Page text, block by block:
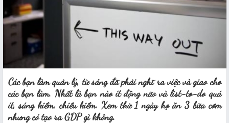
Các bạn làm quản lý, từ sáng đã phải nghĩ ra việc và giao cho
các bạn làm. Nhất là bạn nào ít động não và list-to-do quá
ít, sáng kiểm, chiều kiểm. Xem thử 1 ngày họ ăn 3 bữa cơm
nhưng có tạo ra GDP gì không.